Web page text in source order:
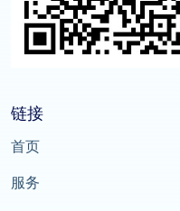
链接
首页
服务